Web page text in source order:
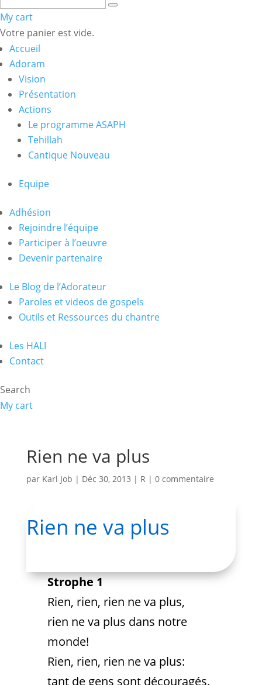
My cart
Votre panier est vide.
Accueil
Adoram
Vision
Présentation
Actions
Le programme ASAPH
Tehillah
Cantique Nouveau
Equipe
Adhésion
Rejoindre l’équipe
Participer à l’oeuvre
Devenir partenaire
Le Blog de l’Adorateur
Paroles et videos de gospels
Outils et Ressources du chantre
Les HALI
Contact
Search
My cart
Rien ne va plus
par Karl Job | Déc 30, 2013 | R | 0 commentaire
Rien ne va plus
Strophe 1
Rien, rien, rien ne va plus,
rien ne va plus dans notre
monde!
Rien, rien, rien ne va plus:
tant de gens sont découragés.